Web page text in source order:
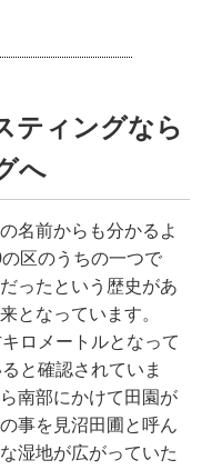
ティングなら
へ
名前からも分かるよ
区のうちの一つで
ったという歴史があ
となっています。
ロメートルとなって
と確認されていま
南部にかけて田園が
事を見沼田圃と呼ん
湿地が広がっていた